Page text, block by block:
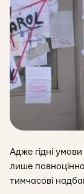
Адже гідні
лише
тимчасові